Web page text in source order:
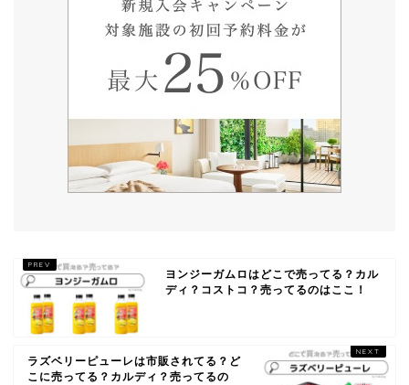
ヨンジーガムロはどこで売ってる？カル
ディ？コストコ？売ってるのはここ！
ラズベリーピューレは市販されてる？ど
こに売ってる？カルディ？売ってるの